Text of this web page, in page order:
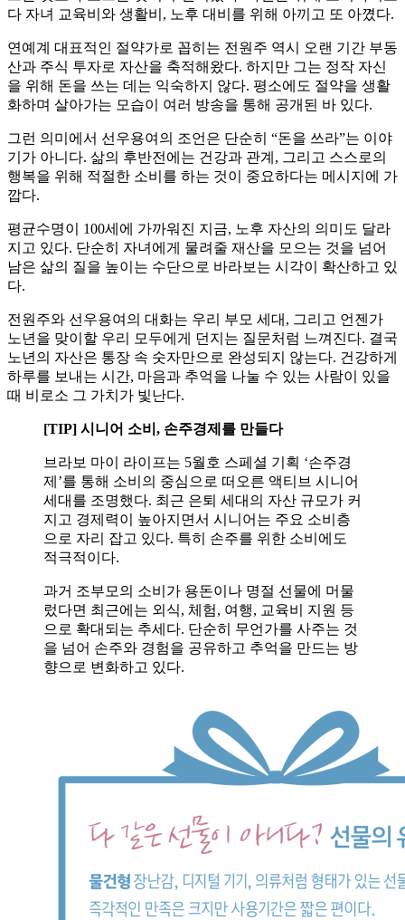
다 자녀 교육비와 생활비, 노후 대비를 위해 아끼고 또 아꼈다.
연예계 대표적인 절약가로 꼽히는 전원주 역시 오랜 기간 부동
산과 주식 투자로 자산을 축적해왔다. 하지만 그는 정작 자신
을 위해 돈을 쓰는 데는 익숙하지 않다. 평소에도 절약을 생활
화하며 살아가는 모습이 여러 방송을 통해 공개된 바 있다.
그런 의미에서 선우용여의 조언은 단순히 “돈을 쓰라”는 이야
기가 아니다. 삶의 후반전에는 건강과 관계, 그리고 스스로의
행복을 위해 적절한 소비를 하는 것이 중요하다는 메시지에 가
깝다.
평균수명이 100세에 가까워진 지금, 노후 자산의 의미도 달라
지고 있다. 단순히 자녀에게 물려줄 재산을 모으는 것을 넘어
남은 삶의 질을 높이는 수단으로 바라보는 시각이 확산하고 있
다.
전원주와 선우용여의 대화는 우리 부모 세대, 그리고 언젠가
노년을 맞이할 우리 모두에게 던지는 질문처럼 느껴진다. 결국
노년의 자산은 통장 속 숫자만으로 완성되지 않는다. 건강하게
하루를 보내는 시간, 마음과 추억을 나눌 수 있는 사람이 있을
때 비로소 그 가치가 빛난다.
[TIP] 시니어 소비, 손주경제를 만들다
브라보 마이 라이프는 5월호 스페셜 기획 ‘손주경
제’를 통해 소비의 중심으로 떠오른 액티브 시니어
세대를 조명했다. 최근 은퇴 세대의 자산 규모가 커
지고 경제력이 높아지면서 시니어는 주요 소비층
으로 자리 잡고 있다. 특히 손주를 위한 소비에도
적극적이다.
과거 조부모의 소비가 용돈이나 명절 선물에 머물
렀다면 최근에는 외식, 체험, 여행, 교육비 지원 등
으로 확대되는 추세다. 단순히 무언가를 사주는 것
을 넘어 손주와 경험을 공유하고 추억을 만드는 방
향으로 변화하고 있다.